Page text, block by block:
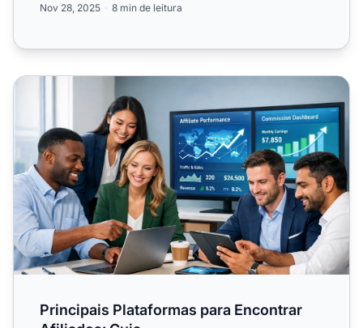
Nov 28, 2025 8 min de leitura
Principais Plataformas para Encontrar Afiliados: Guia
Principais Plataformas para Encontrar